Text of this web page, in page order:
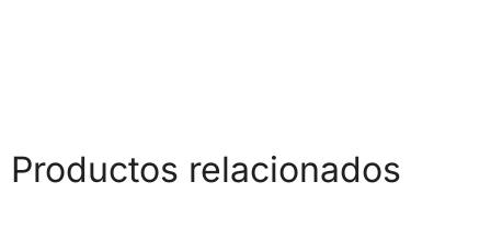
Productos relacionados